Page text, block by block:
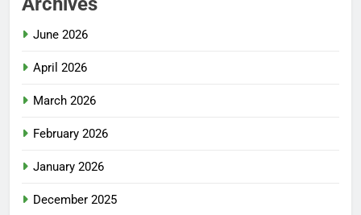
June 2026
April 2026
March 2026
February 2026
January 2026
December 2025